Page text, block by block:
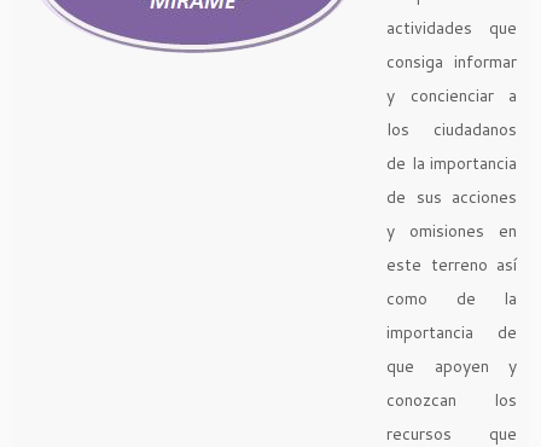
actividades que
consiga informar
y concienciar a
los ciudadanos
de la importancia
de sus acciones
y omisiones en
este terreno así
como de la
importancia de
que apoyen y
conozcan los
recursos que